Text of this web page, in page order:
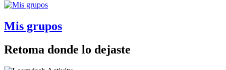
Mis grupos
Retoma donde lo dejaste